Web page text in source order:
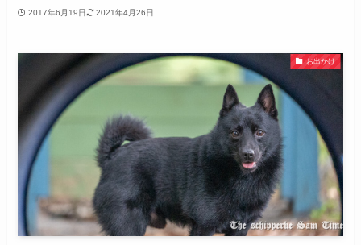
2017年6月19日 2021年4月26日
お出かけ